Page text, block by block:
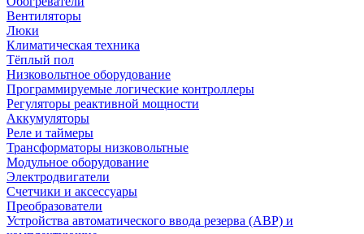
Вентиляторы
Люки
Климатическая техника
Тёплый пол
Низковольтное оборудование
Программируемые логические контроллеры
Регуляторы реактивной мощности
Аккумуляторы
Реле и таймеры
Трансформаторы низковольтные
Модульное оборудование
Электродвигатели
Счетчики и аксессуары
Преобразователи
Устройства автоматического ввода резерва (АВР) и